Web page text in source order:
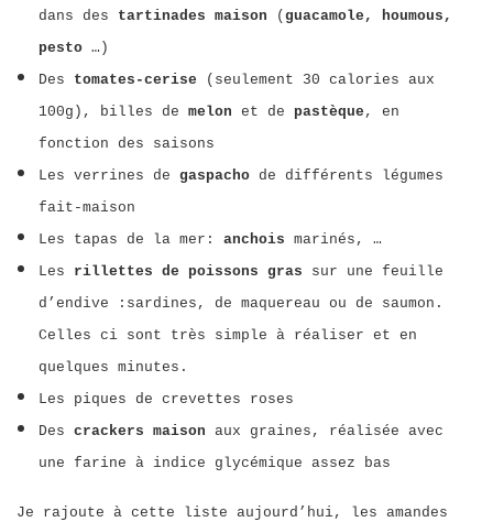
dans des tartinades maison ( guacamole, houmous,
pesto …)
Des tomates-cerise (seulement 30 calories aux
100g), billes de melon et de pastèque , en
fonction des saisons
Les verrines de gaspacho de différents légumes
fait-maison
Les tapas de la mer: anchois marinés, …
Les rillettes de poissons gras sur une feuille
d’endive :sardines, de maquereau ou de saumon.
Celles ci sont très simple à réaliser et en
quelques minutes.
Les piques de crevettes roses
Des crackers maison aux graines, réalisée avec
une farine à indice glycémique assez bas
Je rajoute à cette liste aujourd’hui, les amandes